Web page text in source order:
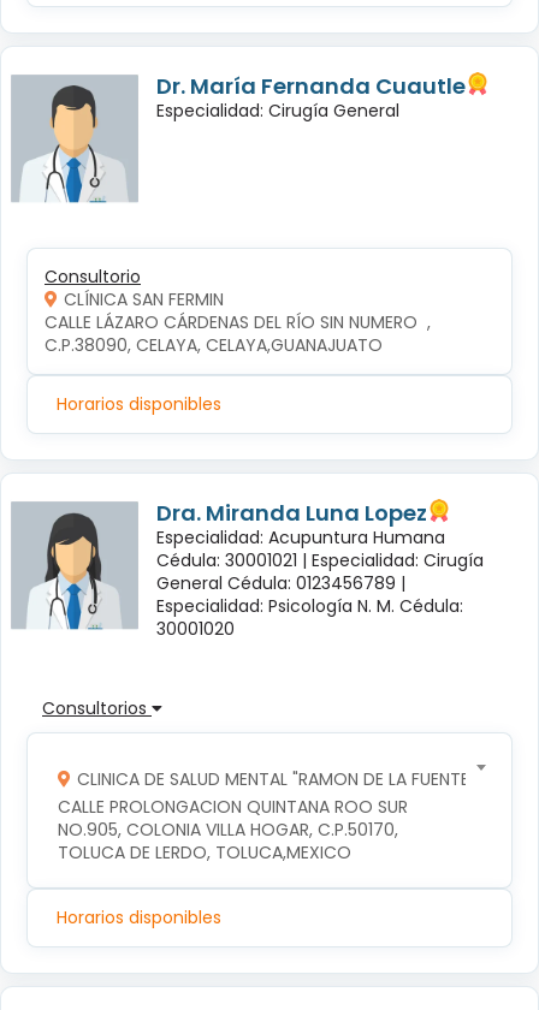
Dr. María Fernanda Cuautle
Especialidad: Cirugía General
Consultorio
CLÍNICA SAN FERMIN
CALLE LÁZARO CÁRDENAS DEL RÍO SIN NUMERO  ,
C.P.38090, CELAYA, CELAYA,GUANAJUATO
Horarios disponibles
Dra. Miranda Luna Lopez
Especialidad: Acupuntura Humana
Cédula: 30001021 | Especialidad: Cirugía
General Cédula: 0123456789 |
Especialidad: Psicología N. M. Cédula:
30001020
Consultorios
CLINICA DE SALUD MENTAL "RAMON DE LA FUENTE"
CALLE PROLONGACION QUINTANA ROO SUR
NO.905, COLONIA VILLA HOGAR, C.P.50170,
TOLUCA DE LERDO, TOLUCA,MEXICO
Horarios disponibles